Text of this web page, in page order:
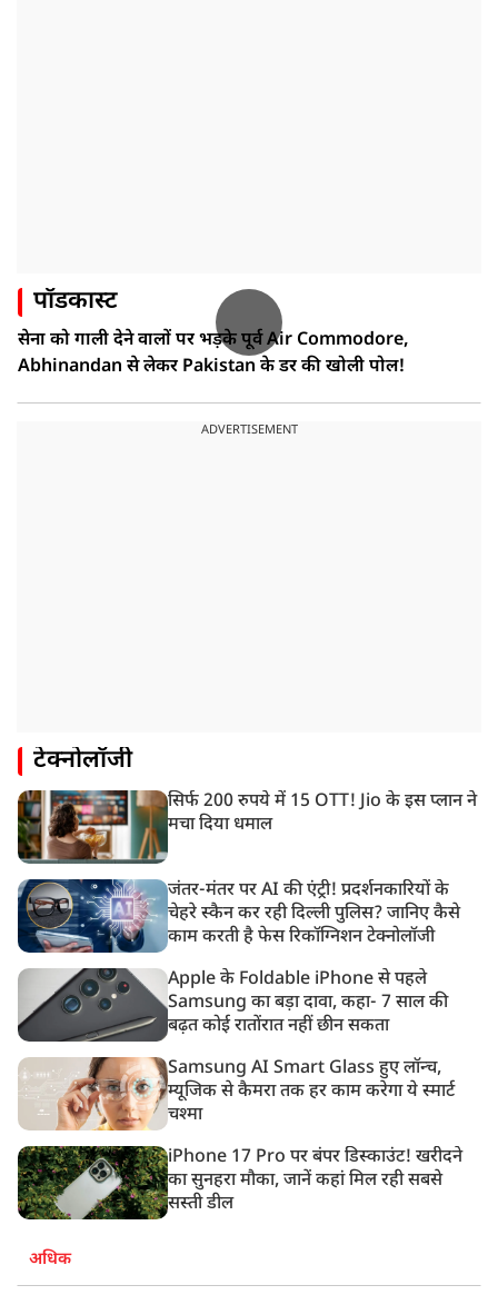
पॉडकास्ट
सेना को गाली देने वालों पर भड़के पूर्व Air Commodore,
Abhinandan से लेकर Pakistan के डर की खोली पोल!
ADVERTISEMENT
टेक्नोलॉजी
सिर्फ 200 रुपये में 15 OTT! Jio के इस प्लान ने
मचा दिया धमाल
जंतर-मंतर पर AI की एंट्री! प्रदर्शनकारियों के
चेहरे स्कैन कर रही दिल्ली पुलिस? जानिए कैसे
काम करती है फेस रिकॉग्निशन टेक्नोलॉजी
Apple के Foldable iPhone से पहले
Samsung का बड़ा दावा, कहा- 7 साल की
बढ़त कोई रातोंरात नहीं छीन सकता
Samsung AI Smart Glass हुए लॉन्च,
म्यूजिक से कैमरा तक हर काम करेगा ये स्मार्ट
चश्मा
iPhone 17 Pro पर बंपर डिस्काउंट! खरीदने
का सुनहरा मौका, जानें कहां मिल रही सबसे
सस्ती डील
अधिक